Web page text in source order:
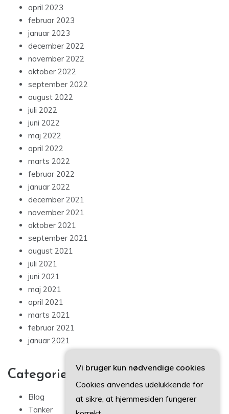
april 2023
februar 2023
januar 2023
december 2022
november 2022
oktober 2022
september 2022
august 2022
juli 2022
juni 2022
maj 2022
april 2022
marts 2022
februar 2022
januar 2022
december 2021
november 2021
oktober 2021
september 2021
august 2021
juli 2021
juni 2021
maj 2021
april 2021
marts 2021
februar 2021
januar 2021
Categories
Blog
Tanker
Vi bruger kun nødvendige cookies
Cookies anvendes udelukkende for
at sikre, at hjemmesiden fungerer